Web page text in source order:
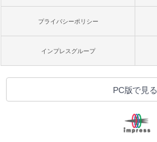
プライバシーポリシー
インプレスグループ
PC版で見る